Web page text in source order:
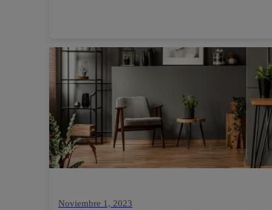
Noviembre 1, 2023